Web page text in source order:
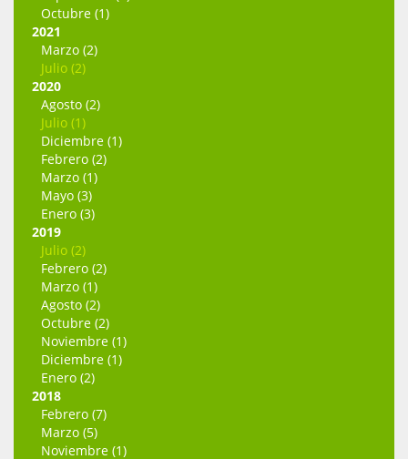
Octubre (1)
2021
Marzo (2)
Julio (2)
2020
Agosto (2)
Julio (1)
Diciembre (1)
Febrero (2)
Marzo (1)
Mayo (3)
Enero (3)
2019
Julio (2)
Febrero (2)
Marzo (1)
Agosto (2)
Octubre (2)
Noviembre (1)
Diciembre (1)
Enero (2)
2018
Febrero (7)
Marzo (5)
Noviembre (1)